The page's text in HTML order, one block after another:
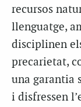
recursos
llenguatge,
disciplinen
precarietat,
una garantia
i disfressen